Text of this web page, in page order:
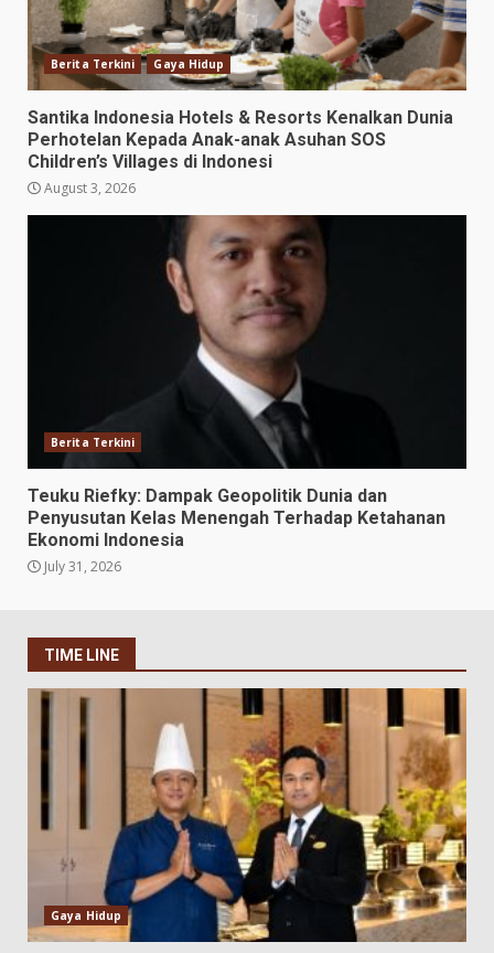
Berita Terkini Gaya Hidup
Santika Indonesia Hotels & Resorts Kenalkan Dunia
Perhotelan Kepada Anak-anak Asuhan SOS
Children’s Villages di Indonesi
August 3, 2026
Berita Terkini
Teuku Riefky: Dampak Geopolitik Dunia dan
Penyusutan Kelas Menengah Terhadap Ketahanan
Ekonomi Indonesia
July 31, 2026
TIME LINE
Gaya Hidup